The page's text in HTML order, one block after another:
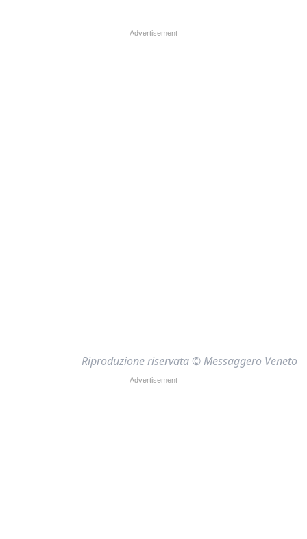
Riproduzione riservata © Messaggero Veneto